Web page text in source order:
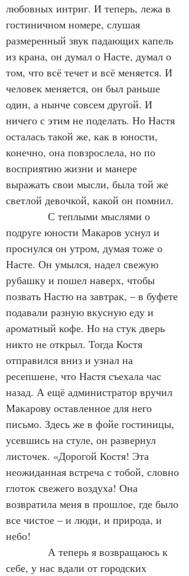
любовных интриг. И теперь, лежа в
гостиничном номере, слушая
размеренный звук падающих капель
из крана, он думал о Насте, думал о
том, что всё течет и всё меняется. И
человек меняется, он был раньше
один, а нынче совсем другой. И
ничего с этим не поделать. Но Настя
осталась такой же, как в юности,
конечно, она повзрослела, но по
восприятию жизни и манере
выражать свои мысли, была той же
светлой девочкой, какой он помнил.
С теплыми мыслями о
подруге юности Макаров уснул и
проснулся он утром, думая тоже о
Насте. Он умылся, надел свежую
рубашку и пошел наверх, чтобы
позвать Настю на завтрак, – в буфете
подавали разную вкусную еду и
ароматный кофе. Но на стук дверь
никто не открыл. Тогда Костя
отправился вниз и узнал на
ресепшене, что Настя съехала час
назад. А ещё администратор вручил
Макарову оставленное для него
письмо. Здесь же в фойе гостиницы,
усевшись на стуле, он развернул
листочек. «Дорогой Костя! Эта
неожиданная встреча с тобой, словно
глоток свежего воздуха! Она
возвратила меня в прошлое, где было
все чистое – и люди, и природа, и
небо!
А теперь я возвращаюсь к
себе, у нас вдали от городских